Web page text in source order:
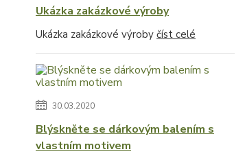
Ukázka zakázkové výroby
Ukázka zakázkové výroby číst celé
30.03.2020
Blýskněte se dárkovým balením s
vlastním motivem